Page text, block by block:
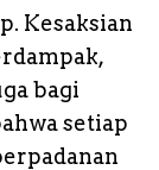
Kesaksian
bagi
setiap